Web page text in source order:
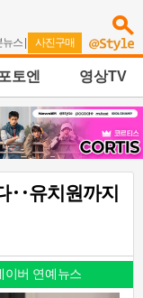
뉴스 | 사진구매
포토엔 영상TV
‥유치원까지
이버 연예뉴스